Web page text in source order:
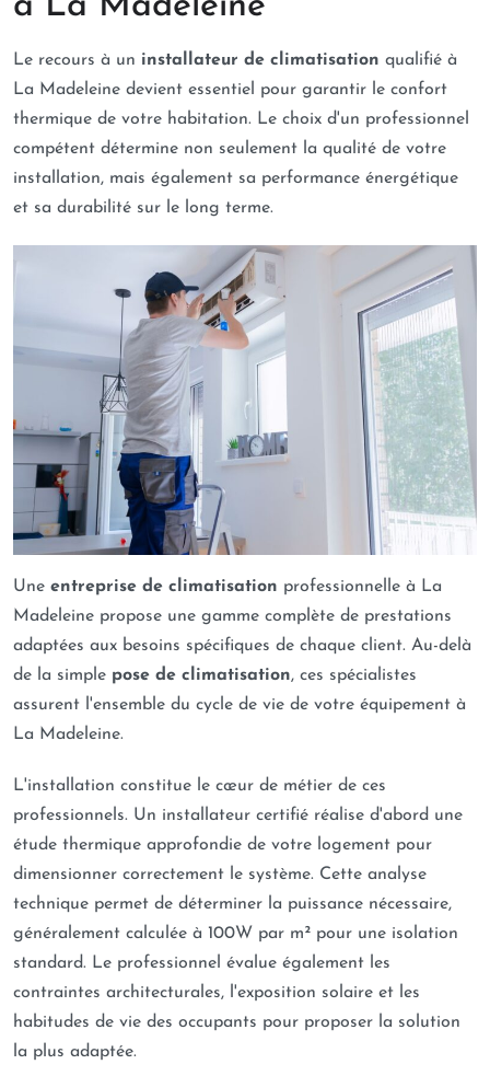
Le recours à un installateur de climatisation qualifié à
La Madeleine devient essentiel pour garantir le confort
thermique de votre habitation. Le choix d'un professionnel
compétent détermine non seulement la qualité de votre
installation, mais également sa performance énergétique
et sa durabilité sur le long terme.
Une entreprise de climatisation professionnelle à La
Madeleine propose une gamme complète de prestations
adaptées aux besoins spécifiques de chaque client. Au-delà
de la simple pose de climatisation, ces spécialistes
assurent l'ensemble du cycle de vie de votre équipement à
La Madeleine.
L'installation constitue le cœur de métier de ces
professionnels. Un installateur certifié réalise d'abord une
étude thermique approfondie de votre logement pour
dimensionner correctement le système. Cette analyse
technique permet de déterminer la puissance nécessaire,
généralement calculée à 100W par m² pour une isolation
standard. Le professionnel évalue également les
contraintes architecturales, l'exposition solaire et les
habitudes de vie des occupants pour proposer la solution
la plus adaptée.